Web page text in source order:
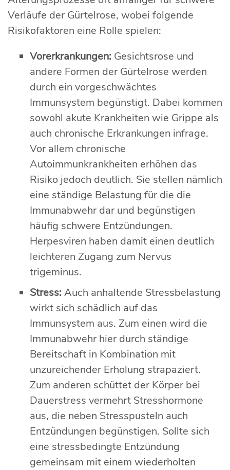
Verläufe der Gürtelrose, wobei folgende
Risikofaktoren eine Rolle spielen:
Vorerkrankungen: Gesichtsrose und
andere Formen der Gürtelrose werden
durch ein vorgeschwächtes
Immunsystem begünstigt. Dabei kommen
sowohl akute Krankheiten wie Grippe als
auch chronische Erkrankungen infrage.
Vor allem chronische
Autoimmunkrankheiten erhöhen das
Risiko jedoch deutlich. Sie stellen nämlich
eine ständige Belastung für die die
Immunabwehr dar und begünstigen
häufig schwere Entzündungen.
Herpesviren haben damit einen deutlich
leichteren Zugang zum Nervus
trigeminus.
Stress: Auch anhaltende Stressbelastung
wirkt sich schädlich auf das
Immunsystem aus. Zum einen wird die
Immunabwehr hier durch ständige
Bereitschaft in Kombination mit
unzureichender Erholung strapaziert.
Zum anderen schüttet der Körper bei
Dauerstress vermehrt Stresshormone
aus, die neben Stresspusteln auch
Entzündungen begünstigen. Sollte sich
eine stressbedingte Entzündung
gemeinsam mit einem wiederholten